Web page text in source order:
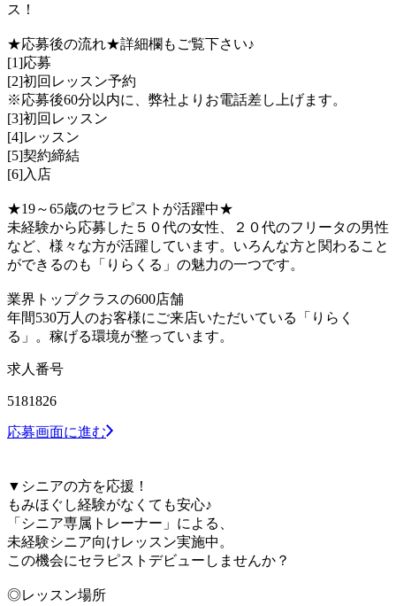
ス！
★応募後の流れ★詳細欄もご覧下さい♪
[1]応募
[2]初回レッスン予約
※応募後60分以内に、弊社よりお電話差し上げます。
[3]初回レッスン
[4]レッスン
[5]契約締結
[6]入店
★19～65歳のセラピストが活躍中★
未経験から応募した５０代の女性、２０代のフリータの男性
など、様々な方が活躍しています。いろんな方と関わること
ができるのも「りらくる」の魅力の一つです。
業界トップクラスの600店舗
年間530万人のお客様にご来店いただいている「りらく
る」。稼げる環境が整っています。
求人番号
5181826
応募画面に進む
▼シニアの方を応援！
もみほぐし経験がなくても安心♪
「シニア専属トレーナー」による、
未経験シニア向けレッスン実施中。
この機会にセラピストデビューしませんか？
◎レッスン場所